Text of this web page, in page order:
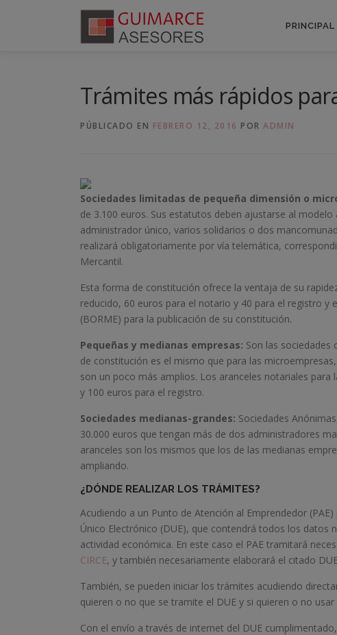
PRINCIPAL
Trámites más rápidos
PÚBLICADO EN FEBRERO 12, 2016 POR ADMIN
Sociedades limitadas de pequeña dimensión o
de 3.100 euros. Sus estatutos deben ajustarse al
administrador único, varios solidarios o dos
realizará obligatoriamente por vía telemática,
Mercantil.
Esta forma de constitución ofrece la ventaja de su
reducido, 60 euros para el notario y 40 para el registro
(BORME) para la publicación de su constitución.
Pequeñas y medianas empresas: Son las sociedades
de constitución es el mismo que para las
son un poco más amplios. Los aranceles notariales
y 100 euros para el registro.
Sociedades medianas-grandes: Sociedades
30.000 euros que tengan más de dos administradores
aranceles son los mismos que los de las medianas
ampliando.
¿DÓNDE REALIZAR LOS TRÁMITES?
Acudiendo a un Punto de Atención al Emprendedor
Único Electrónico (DUE), que contendrá todos los datos
actividad económica. En este caso el PAE tramitará
CIRCE, y también necesariamente elaborará el citado
También, se pueden iniciar los trámites acudiendo
quieren o no que se tramite el DUE y si quieren o no usar
Con el envío a través de internet del DUE